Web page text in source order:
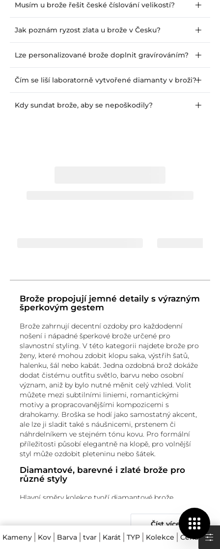
Musím u brože řešit české číslování velikostí?
Jak poznám ryzost zlata u brože v Česku?
Lze personalizované brože doplnit gravírováním?
Čím se liší laboratorně vytvořené diamanty v broži?
Kdy sundat brože, aby se nepoškodily?
Brože propojují jemné detaily s výrazným
šperkovým gestem
Brože zahrnují decentní ozdoby pro každodenní
nošení i nápadné šperkové brože určené pro
slavnostní styling. V této kategorii najdete brože pro
ženy, které mohou zdobit klopu saka, výstřih šatů,
halenku, šál nebo kabát. Jedna ozdobná brož dokáže
dodat čistému outfitu světlo, barvu nebo osobní
význam, aniž by bylo nutné měnit celý vzhled. Volit
můžete mezi subtilními liniemi, romantickými
motivy a propracovanějšími kompozicemi s
drahokamy. Broška se hodí jako samostatný akcent,
ale lze ji sladit také s náušnicemi, prstenem či
náhrdelníkem ve stejném tónu kovu. Pro formální
příležitosti působí elegantně na klopě, pro volnější
styl může ozdobit pleteninu nebo šátek.
Diamantové, barevné i zlaté brože pro
různé styly
Hlavní směry kolekce tvoří diamantové brože,
diamantpodtrhuje
čistou eleganci a hodí se k formálním šatům i
minimalistickému saku. Pokud hledáte kontrastní
Číst více
Kameny
Kov Barva tvar Karát TYP Kolekce Cena